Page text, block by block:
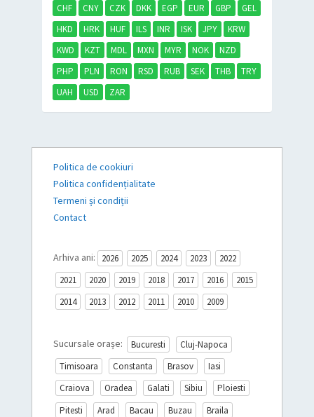
CHF
CNY CZK DKK EGP EUR GBP
GEL
HKD
HRK HUF ILS INR ISK JPY
KRW
KWD
KZT MDL MXN MYR NOK
NZD
PHP
PLN RON RSD RUB SEK THB
TRY
UAH
USD ZAR
Politica de cookiuri
Politica confidențialitate
Termeni și condiții
Contact
Arhiva ani: 2026 2025 2024 2023
2022
2021
2020 2019 2018 2017 2016
2015
2014
2013 2012 2011 2010 2009
Sucursale orașe: Bucuresti
Cluj-Napoca
Timisoara
Constanta Brasov
Iasi
Craiova
Oradea Galati Sibiu
Ploiesti
Pitesti
Arad Bacau Buzau
Braila